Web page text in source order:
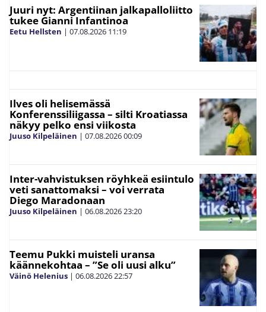
Juuri nyt: Argentiinan jalkapalloliitto
tukee Gianni Infantinoa
Eetu Hellsten | 07.08.2026 11:19
Ilves oli helisemässä
Konferenssiliigassa – silti Kroatiassa
näkyy pelko ensi viikosta
Juuso Kilpeläinen | 07.08.202600:09
Inter-vahvistuksen röyhkeä esiintulo
veti sanattomaksi – voi verrata
Diego Maradonaan
Juuso Kilpeläinen | 06.08.202623:20
Teemu Pukki muisteli uransa
käännekohtaa – ”Se oli uusi alku”
Väinö Helenius | 06.08.202622:57